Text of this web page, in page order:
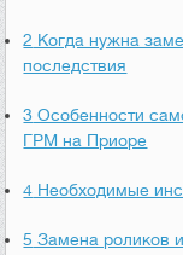
2 Когда нужна
последствия
3 Особенности
ГРМ на Приоре
4 Необходимые
5 Замена роликов